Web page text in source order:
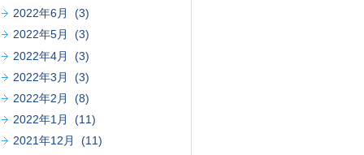
2022年6月 (3)
2022年5月 (3)
2022年4月 (3)
2022年3月 (3)
2022年2月 (8)
2022年1月 (11)
2021年12月 (11)